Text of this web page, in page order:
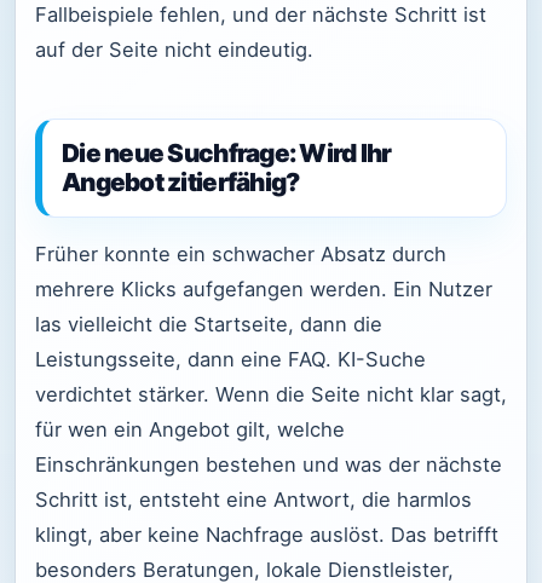
Fallbeispiele fehlen, und der nächste Schritt ist
auf der Seite nicht eindeutig.
Die neue Suchfrage: Wird Ihr
Angebot zitierfähig?
Früher konnte ein schwacher Absatz durch
mehrere Klicks aufgefangen werden. Ein Nutzer
las vielleicht die Startseite, dann die
Leistungsseite, dann eine FAQ. KI-Suche
verdichtet stärker. Wenn die Seite nicht klar sagt,
für wen ein Angebot gilt, welche
Einschränkungen bestehen und was der nächste
Schritt ist, entsteht eine Antwort, die harmlos
klingt, aber keine Nachfrage auslöst. Das betrifft
besonders Beratungen, lokale Dienstleister,